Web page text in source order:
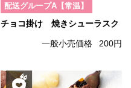
配送グループA【常温】
チョコ掛け 焼きシューラスク
一般小売価格 200円